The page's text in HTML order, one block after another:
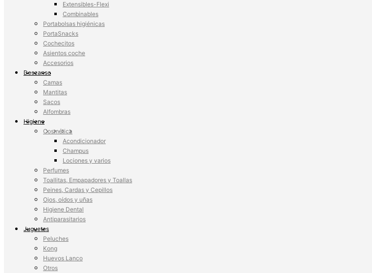
Extensibles-Flexi
Combinables
Portabolsas higiénicas
PortaSnacks
Cochecitos
Asientos coche
Accesorios
Descanso
Camas
Mantitas
Sacos
Alfombras
Higiene
Cosmética
Acondicionador
Champus
Lociones y varios
Perfumes
Toallitas, Empapadores y Toallas
Peines, Cardas y Cepillos
Ojos, oídos y uñas
Higiene Dental
Antiparasitarios
Juguetes
Peluches
Kong
Huevos Lanco
Otros